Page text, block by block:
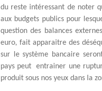
du reste intéressant de noter
aux budgets publics pour
question des balances
euro, fait apparaitre des
sur le système bancaire
pays peut entrainer une
produit sous nos yeux dans la